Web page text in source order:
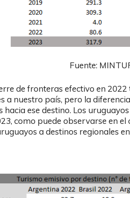
Fuente:
de fronteras efectivo en
a nuestro país, pero la
hacia ese destino. Los
como puede observarse en el
a destinos regionales